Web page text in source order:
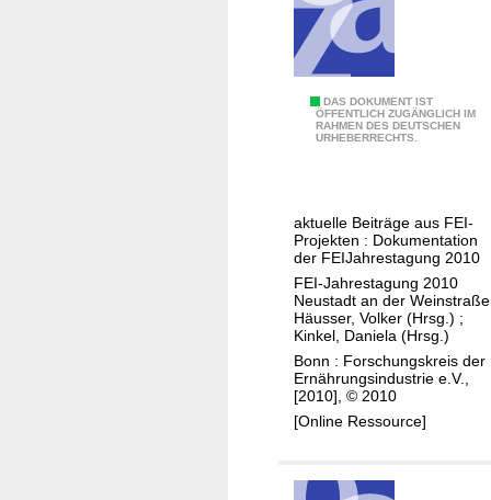
p
o
r
DAS DOKUMENT IST
ÖFFENTLICH ZUGÄNGLICH IM
RAHMEN DES DEUTSCHEN
URHEBERRECHTS.
c
h
u
n
g
s
s
t
r
t
aktuelle Beiträge aus FEI-
Projekten : Dokumentation
der FEI­Jahrestagung 2010
FEI-Jahrestagung 2010
Neustadt an der Weinstraße
Häusser, Volker (Hrsg.) ;
Kinkel, Daniela (Hrsg.)
Bonn : Forschungskreis der
Ernährungsindustrie e.V.,
[2010], © 2010
[Online Ressource]